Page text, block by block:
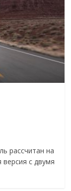
рассчитан на
с двумя